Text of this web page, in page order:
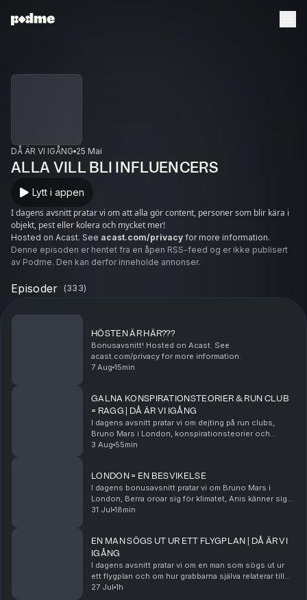
DÅ ÄR VI IGÅNG 25 Mai
ALLA VILL BLI INFLUENCERS
Lytt i appen
I dagens avsnitt pratar vi om att alla gör content, personer som blir kära i
objekt, pest eller kolera och mycket mer!
Hosted on Acast. See acast.com/privacy for more information.
Denne episoden er hentet fra en åpen RSS-feed og er ikke publisert
av Podme. Den kan derfor inneholde annonser.
Episoder (333)
HÖSTEN ÄR HÄR???
Bonusavsnitt! Hosted on Acast. See
acast.com/privacy for more information.
7 Aug 15min
GALNA KONSPIRATIONSTEORIER & RUN CLUB
= RAGG | DÅ ÄR VI IGÅNG
I dagens avsnitt pratar vi om dejting på run clubs,
Bruno Mars i London, konspirationsteorier och
mycket mer! Hosted on Acast. See acast.com/privacy
3 Aug 55min
LONDON = EN BESVIKELSE
I dagens bonusavsnitt pratar vi om Bruno Mars i
London, Berra oroar sig för klimatet, Anis känner sig
gammal och mycket mer! Hosted on Acast. See
31 Jul 18min
EN MAN SÖGS UT UR ETT FLYGPLAN | DÅ ÄR VI
IGÅNG
I dagens avsnitt pratar vi om en man som sögs ut ur
ett flygplan och om hur grabbarna själva relaterar till
ensamhet. Hosted on Acast. See acast.com/privacy
27 Jul 1h